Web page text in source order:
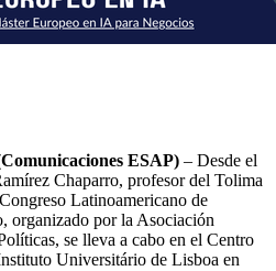
ESAP) – Desde el
Chaparro, profesor del Tolima
Latinoamericano de
organizado por la Asociación
se lleva a cabo en el Centro
Universitário de Lisboa en